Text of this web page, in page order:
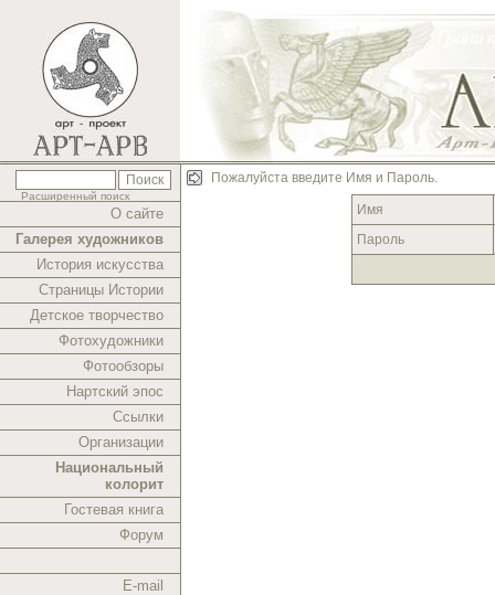
Расширенный поиск
О сайте
Галерея художников
История искусства
Страницы Истории
Детское творчество
Фотохудожники
Фотообзоры
Нартский эпос
Ссылки
Организации
Национальный
колорит
Гостевая книга
Форум
E-mail
Пожалуйста введите Имя и Пароль.
Имя
Пароль